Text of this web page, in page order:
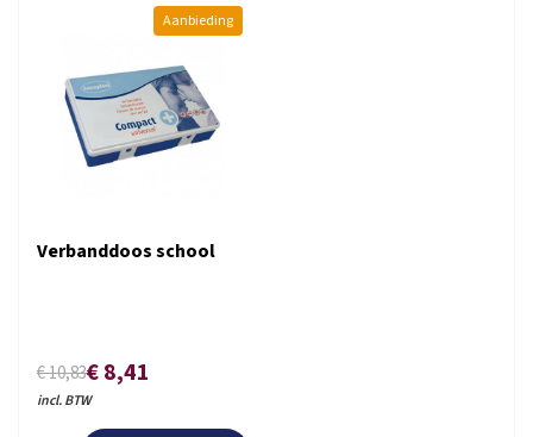
Aanbieding
Verbanddoos school
€ 10,83€ 8,41
incl. BTW